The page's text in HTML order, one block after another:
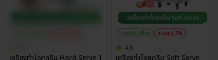
เครื่องทำไอศครีม Hard Serve 1
ประกันศูนย์ไทย
ส่วนลด 7%
4.8
เครื่องทำไอศครีม Soft Serve